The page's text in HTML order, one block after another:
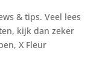
& tips. Veel lees
kijk dan zeker
X Fleur